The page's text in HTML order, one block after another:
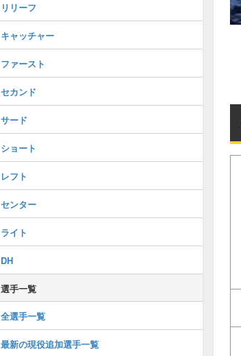
リリーフ
キャッチャー
ファースト
セカンド
サード
ショート
レフト
センター
ライト
DH
選手一覧
全選手一覧
最新の現役追加選手一覧